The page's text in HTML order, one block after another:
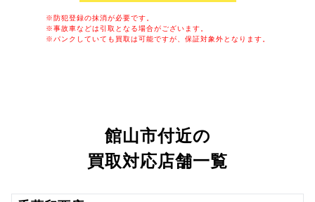
※防犯登録の抹消が必要です。
※事故車などは引取となる場合がございます。
※パンクしていても買取は可能ですが、保証対象外となります。
館山市付近の
買取対応店舗一覧